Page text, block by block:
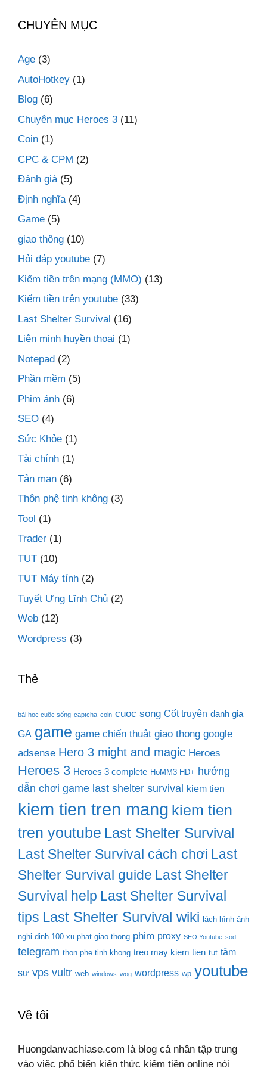
CHUYÊN MỤC
Age (3)
AutoHotkey (1)
Blog (6)
Chuyên mục Heroes 3 (11)
Coin (1)
CPC & CPM (2)
Đánh giá(5)
Định nghĩa(4)
Game (5)
giao thông (10)
Hỏi đáp youtube (7)
Kiếm tiền trên mạng (MMO) (13)
Kiếm tiền trên youtube (33)
Last Shelter Survival (16)
Liên minh huyền thoại (1)
Notepad (2)
Phần mềm (5)
Phim ảnh (6)
SEO (4)
Sức Khỏe (1)
Tài chính (1)
Tản mạn (6)
Thôn phệ tinh không (3)
Tool (1)
Trader (1)
TUT (10)
TUT Máy tính (2)
Tuyết Ưng Lĩnh Chủ (2)
Web (12)
Wordpress (3)
Thẻ
bài học cuộc sống captcha coin cuoc song Cốt truyện danh gia
GA game game chiến thuật giao thong google
adsense Hero 3 might and magic Heroes
Heroes 3 Heroes 3 complete HoMM3 HD+ hướng
dẫn chơi game last shelter survival kiem tien
kiem tien tren mang kiem tien
tren youtube Last Shelter Survival
Last Shelter Survival cách chơi Last
Shelter Survival guide Last Shelter
Survival help Last Shelter Survival
tips Last Shelter Survival wiki lách hình ảnh
nghi dinh 100 xu phat giao thong phim proxy SEO Youtube sod
telegram thon phe tinh khong treo may kiem tien tut tâm
sự vps vultr web windows wog wordpress wp youtube
Về tôi
Huongdanvachiase.com là blog cá nhân tập trung
vào việc phổ biến kiến thức kiếm tiền online nói